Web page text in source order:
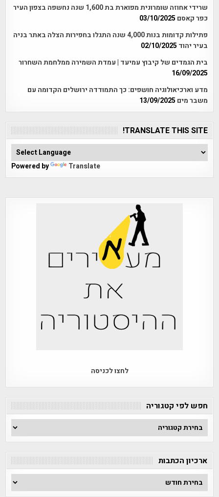
שרידי אחוזה שומרונית מפוארת בת 1,600 שנה נחשפה בצפון העיר
כפר קאסם 03/10/2025
פתילות קדומות בנות 4,000 שנה התגלו בחפירות הצלה באתר בניה
בעיר יהוד 02/10/2025
בית הגמדים של קיבוץ עמיעד | עמדת השמירה ממלחמת השחרור
16/09/2025
מדע וארכיאולוגיה חושפים: כך התמודדה ירושלים הקדומה עם
משבר מים 13/09/2025
TRANSLATE THIS SITE!
Powered by Translate
לחצו לכניסה
חפש לפי קטגוריה
חפש
לפי
ארכיון הכתבות
ארכיון
הכתבות